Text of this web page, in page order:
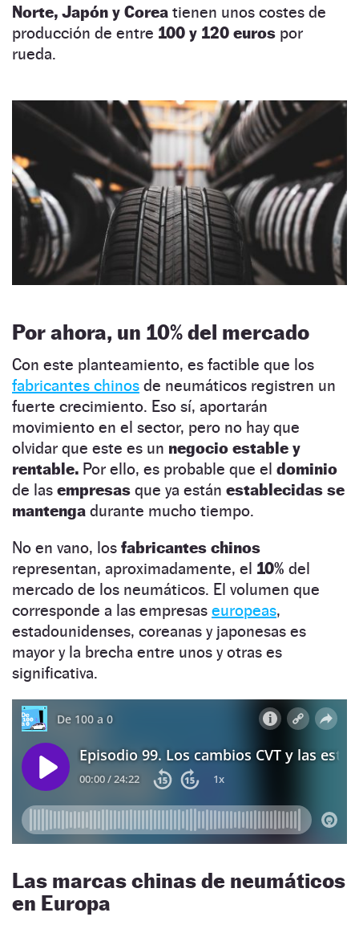
Norte, Japón y Corea tienen unos costes de
producción de entre 100 y 120 euros por
rueda.
Por ahora, un 10% del mercado
Con este planteamiento, es factible que los
fabricantes chinos de neumáticos registren un
fuerte crecimiento. Eso sí, aportarán
movimiento en el sector, pero no hay que
olvidar que este es un negocio estable y
rentable. Por ello, es probable que el dominio
de las empresas que ya están establecidas se
mantenga durante mucho tiempo.
No en vano, los fabricantes chinos
representan, aproximadamente, el 10% del
mercado de los neumáticos. El volumen que
corresponde a las empresas europeas,
estadounidenses, coreanas y japonesas es
mayor y la brecha entre unos y otras es
significativa.
Las marcas chinas de neumáticos
en Europa